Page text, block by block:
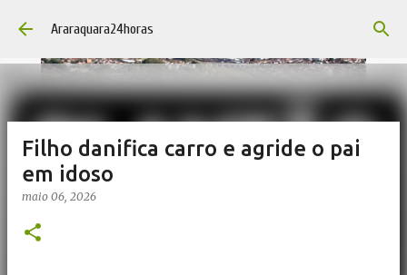
Pular para o conteúdo principal
Araraquara24horas
Filho danifica carro e agride o pai
em idoso
maio 06, 2026